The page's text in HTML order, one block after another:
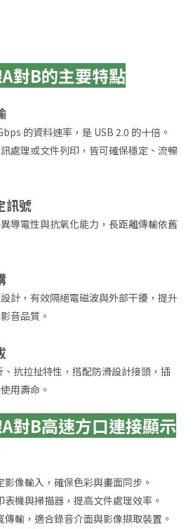
對B的主要特點
的資料速率，是 USB 2.0 的十倍。
處理或文件列印，皆可確保穩定、流暢
訊號
導電性與抗氧化能力，長距離傳輸依舊
計，有效隔絕電磁波與外部干擾，提升
音品質。
、抗拉扯特性，搭配防滑設計接頭，插
用壽命。
對B高速方口連接顯示
影像輸入，確保色彩與畫面同步。
表機與掃描器，提高文件處理效率。
傳輸，適合錄音介面與影像擷取裝置。